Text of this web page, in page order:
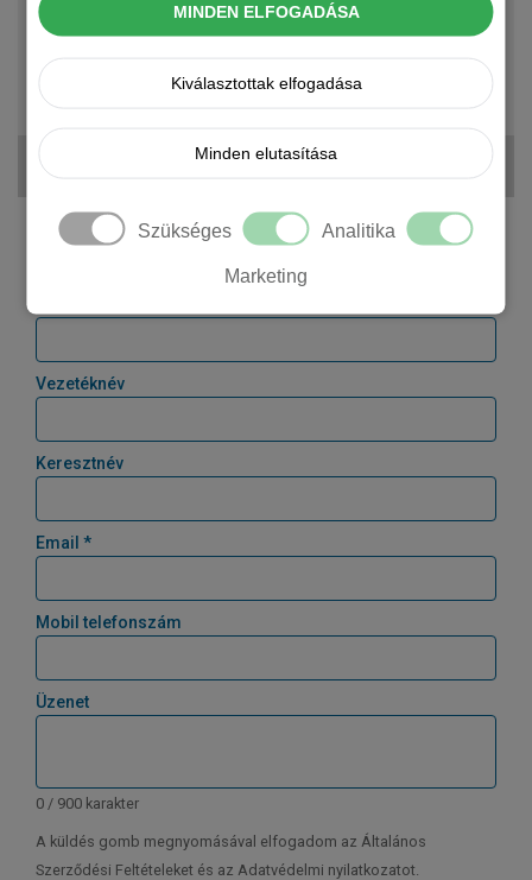
MINDEN ELFOGADÁSA
Kiválasztottak elfogadása
Minden elutasítása
Szükséges Analitika
Marketing
585 LE
plug-in hybrid
5 fő
Kérjen tőlünk árajánlatot!
Vezetéknév
Keresztnév
Email *
Mobil telefonszám
Üzenet
0 / 900 karakter
A küldés gomb megnyomásával elfogadom az Általános
Szerződési Feltételeket és az Adatvédelmi nyilatkozatot.